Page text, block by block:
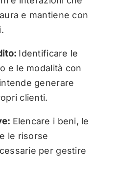
e mantiene con
Identificare le
e le modalità con
generare
clienti.
Elencare i beni, le
le risorse
per gestire